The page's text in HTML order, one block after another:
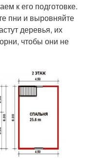
к его подготовке.
пни и выровняйте
деревья, их
чтобы они не